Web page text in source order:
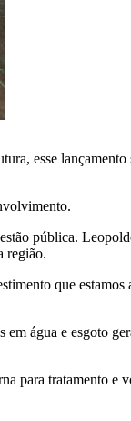
esse
pública.
região.
que estamos
água e esgoto
para tratamento e